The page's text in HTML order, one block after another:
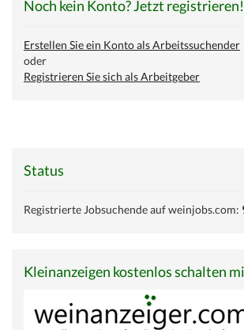
Noch kein Konto? Jetzt registrieren!
Erstellen Sie ein Konto als Arbeitssuchender
oder
Registrieren Sie sich als Arbeitgeber
Status
Registrierte Jobsuchende auf weinjobs.com:
Kleinanzeigen kostenlos schalten